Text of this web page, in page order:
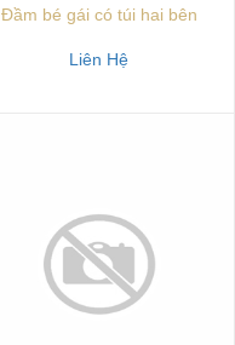
Đầm bé gái có túi hai bên
Liên Hệ